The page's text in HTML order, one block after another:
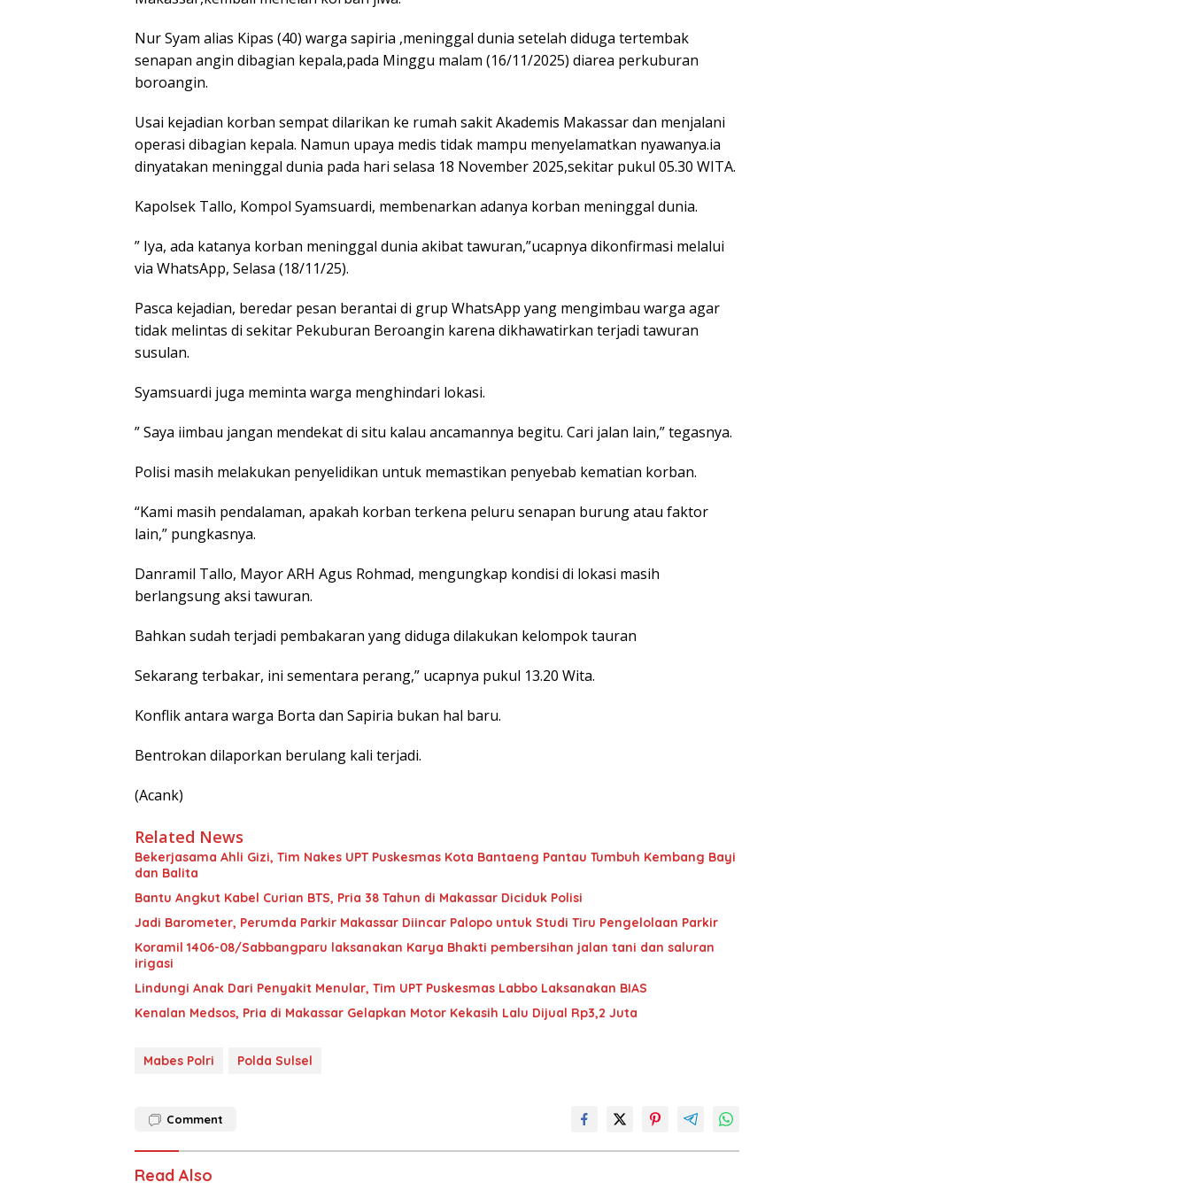
Nur Syam alias Kipas (40) warga sapiria ,meninggal dunia setelah diduga tertembak
senapan angin dibagian kepala,pada Minggu malam (16/11/2025) diarea perkuburan
boroangin.
Usai kejadian korban sempat dilarikan ke rumah sakit Akademis Makassar dan menjalani
operasi dibagian kepala. Namun upaya medis tidak mampu menyelamatkan nyawanya.ia
dinyatakan meninggal dunia pada hari selasa 18 November 2025,sekitar pukul 05.30 WITA.
Kapolsek Tallo, Kompol Syamsuardi, membenarkan adanya korban meninggal dunia.
” Iya, ada katanya korban meninggal dunia akibat tawuran,”ucapnya dikonfirmasi melalui
via WhatsApp, Selasa (18/11/25).
Pasca kejadian, beredar pesan berantai di grup WhatsApp yang mengimbau warga agar
tidak melintas di sekitar Pekuburan Beroangin karena dikhawatirkan terjadi tawuran
susulan.
Syamsuardi juga meminta warga menghindari lokasi.
” Saya iimbau jangan mendekat di situ kalau ancamannya begitu. Cari jalan lain,” tegasnya.
Polisi masih melakukan penyelidikan untuk memastikan penyebab kematian korban.
“Kami masih pendalaman, apakah korban terkena peluru senapan burung atau faktor
lain,” pungkasnya.
Danramil Tallo, Mayor ARH Agus Rohmad, mengungkap kondisi di lokasi masih
berlangsung aksi tawuran.
Bahkan sudah terjadi pembakaran yang diduga dilakukan kelompok tauran
Sekarang terbakar, ini sementara perang,” ucapnya pukul 13.20 Wita.
Konflik antara warga Borta dan Sapiria bukan hal baru.
Bentrokan dilaporkan berulang kali terjadi.
(Acank)
Related News
Bekerjasama Ahli Gizi, Tim Nakes UPT Puskesmas Kota Bantaeng Pantau Tumbuh Kembang Bayi
dan Balita
Bantu Angkut Kabel Curian BTS, Pria 38 Tahun di Makassar Diciduk Polisi
Jadi Barometer, Perumda Parkir Makassar Diincar Palopo untuk Studi Tiru Pengelolaan Parkir
Koramil 1406-08/Sabbangparu laksanakan Karya Bhakti pembersihan jalan tani dan saluran
irigasi
Lindungi Anak Dari Penyakit Menular, Tim UPT Puskesmas Labbo Laksanakan BIAS
Kenalan Medsos, Pria di Makassar Gelapkan Motor Kekasih Lalu Dijual Rp3,2 Juta
Mabes Polri Polda Sulsel
Comment
Read Also